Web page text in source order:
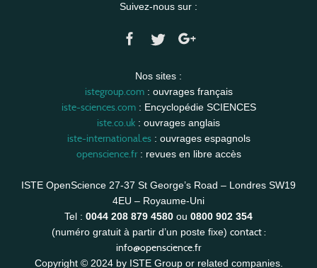
Suivez-nous sur :
Nos sites :
istegroup.com: ouvrages français
iste-sciences.com: Encyclopédie SCIENCES
iste.co.uk : ouvrages anglais
iste-international.es: ouvrages espagnols
openscience.fr: revues en libre accès
ISTE OpenScience 27-37 St George’s Road – Londres SW19
4EU – Royaume-Uni
Tel : 0044 208 879 4580 ou 0800 902 354
(numéro gratuit à partir d’un poste fixe) contact :
info@openscience.fr
Copyright © 2024 by ISTE Group or related companies.